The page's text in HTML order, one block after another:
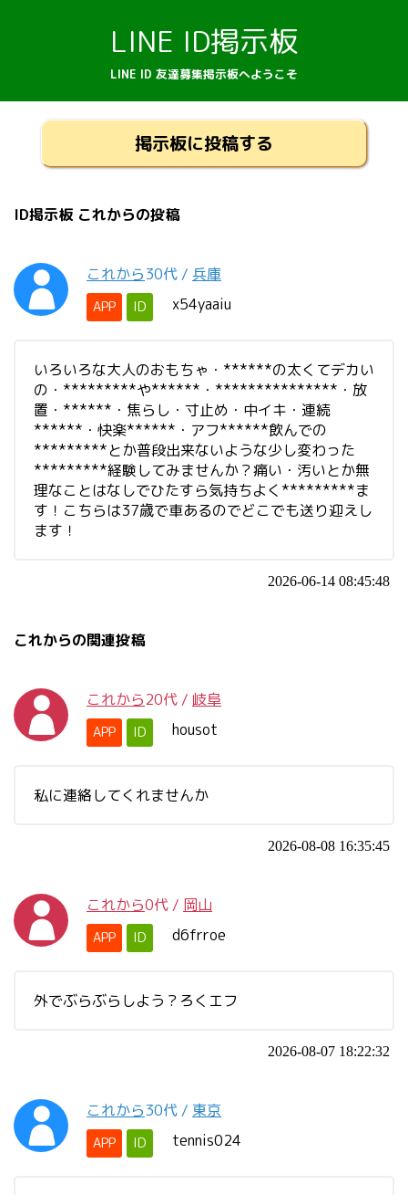
LINE ID掲示板
LINE ID 友達募集掲示板へようこそ
掲示板に投稿する
ID掲示板 これからの投稿
これから30代 / 兵庫
APP ID x54yaaiu
いろいろな大人のおもちゃ・******の太くてデカい
の・*********や******・***************・放
置・******・焦らし・寸止め・中イキ・連続
******・快楽******・アフ******飲んでの
*********とか普段出来ないような少し変わった
*********経験してみませんか？痛い・汚いとか無
理なことはなしでひたすら気持ちよく*********ま
す！こちらは37歳で車あるのでどこでも送り迎えし
ます！
2026-06-14 08:45:48
これからの関連投稿
これから20代 / 岐阜
APP ID housot
私に連絡してくれませんか
2026-08-08 16:35:45
これから0代 / 岡山
APP ID d6frroe
外でぶらぶらしよう？ろくエフ
2026-08-07 18:22:32
これから30代 / 東京
APP ID tennis024